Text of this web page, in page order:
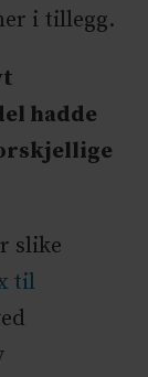
i tillegg.
hadde
slike
til